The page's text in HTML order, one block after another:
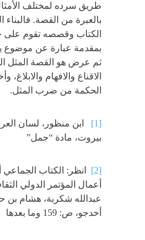
طريق سرده لمختلف
بالعبرة من القصة.
الكتاب وقصصه تقوم على
بمقدمة عبارة عن موضوع
ثم عرض هو القصة المثل
الاقناع والافهام والابلاغ،
الحكمة من ضرب المثل.
[1]
ابن منظور، لسان
بيروت، مادة “جمل”
[2]
انظر: الكتاب الجماعي
أعمال المؤتمر الدولي
عبدالله شكربة، هشام بن
أخدجو، ص: 159 وما بعدها